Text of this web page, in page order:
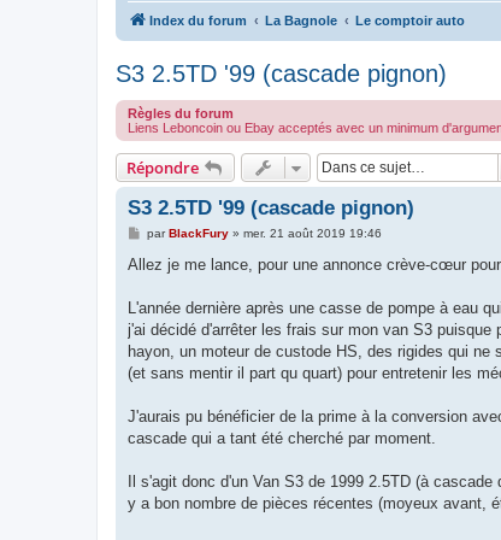
Index du forum La Bagnole Le comptoir auto
S3 2.5TD '99 (cascade pignon)
Règles du forum
Liens Leboncoin ou Ebay acceptés avec un minimum
Répondre
S3 2.5TD '99 (cascade pignon)
M
s
g
parBlackFury» mer. 21 août 2019 19:46
Allez je me lance, pour une annonce crève-cœur
L'année dernière après une casse de pompe à eau
j'ai décidé d'arrêter les frais sur mon van S3
hayon, un moteur de custode HS, des rigides qui
(et sans mentir il part qu quart) pour entretenir les
J'aurais pu bénéficier de la prime à la conversion
cascade qui a tant été cherché par moment.
Il s'agit donc d'un Van S3 de 1999 2.5TD (à
y a bon nombre de pièces récentes (moyeux avant,